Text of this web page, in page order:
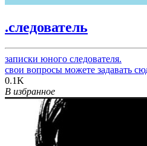
.следователь
записки юного следователя.
свои вопросы можете задавать
0.1K
В избранное